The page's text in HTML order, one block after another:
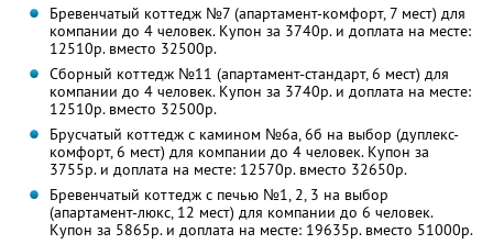
Бревенчатый коттедж №7 (апартамент-комфорт, 7 мест) для
компании до 4 человек. Купон за 3740р. и доплата на месте:
12510р. вместо 32500р.
Сборный коттедж №11 (апартамент-стандарт, 6 мест) для
компании до 4 человек. Купон за 3740р. и доплата на месте:
12510р. вместо 32500р.
Брусчатый коттедж с камином №6а, 6б на выбор (дуплекс-
комфорт, 6 мест) для компании до 4 человек. Купон за
3755р. и доплата на месте: 12570р. вместо 32650р.
Бревенчатый коттедж с печью №1, 2, 3 на выбор
(апартамент-люкс, 12 мест) для компании до 6 человек.
Купон за 5865р. и доплата на месте: 19635р. вместо 51000р.